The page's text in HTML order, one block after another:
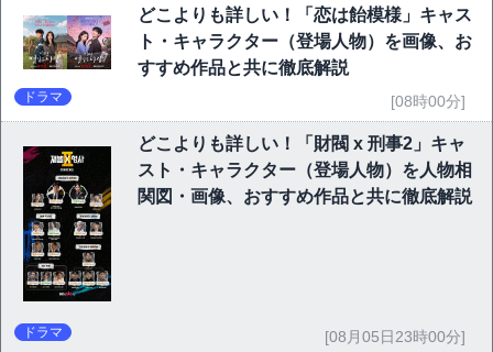
どこよりも詳しい！「恋は飴模様」キャス
ト・キャラクター（登場人物）を画像、お
すすめ作品と共に徹底解説
ドラマ [08時00分]
どこよりも詳しい！「財閥 x 刑事2」キャ
スト・キャラクター（登場人物）を人物相
関図・画像、おすすめ作品と共に徹底解説
ドラマ [08月05日23時00分]